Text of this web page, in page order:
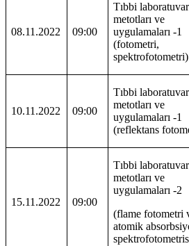
08.11.2022 09:00
Tıbbi laboratuvar
metotları ve
uygulamaları -1
(fotometri,
spektrofotometri)
10.11.2022 09:00
Tıbbi laboratuvar
metotları ve
uygulamaları -1
(reflektans
15.11.2022 09:00
Tıbbi laboratuvar
metotları ve
uygulamaları -2
(flame fotometri
atomik